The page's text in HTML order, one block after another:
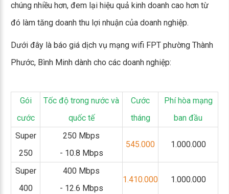
chúng nhiều hơn, đem lại hiệu quả kinh doanh cao hơn từ
đó làm tăng doanh thu lợi nhuận của doanh nghiệp.
Dưới đây là báo giá dịch vụ mạng wifi FPT phường Thành
Phước, Bình Minh dành cho các doanh nghiệp:
Gói
cước
Tốc độ trong nước và
quốc tế
Cước
tháng
Phí hòa mạng
ban đầu
Super
250
250 Mbps
- 10.8 Mbps
545.000 1.000.000
Super
400
400 Mbps
- 12.6 Mbps
1.410.000 1.000.000